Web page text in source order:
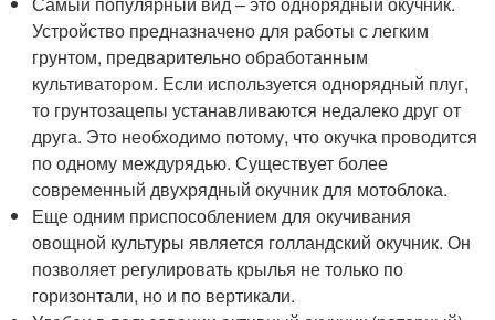
Устройство предназначено для работы с легким
грунтом, предварительно обработанным
культиватором. Если используется однорядный плуг,
то грунтозацепы устанавливаются недалеко друг от
друга. Это необходимо потому, что окучка проводится
по одному междурядью. Существует более
современный двухрядный окучник для мотоблока.
Еще одним приспособлением для окучивания
овощной культуры является голландский окучник. Он
позволяет регулировать крылья не только по
горизонтали, но и по вертикали.